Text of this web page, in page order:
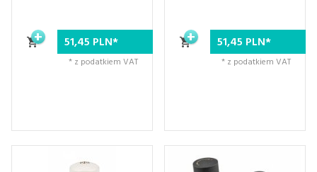
51,45 PLN*
* z podatkiem VAT
51,45 PLN*
* z podatkiem VAT